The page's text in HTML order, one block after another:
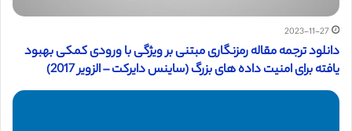
2023-11-27
دانلود ترجمه مقاله رمزنگاری مبتنی بر ویژگی با ورودی کمکی بهبود
یافته برای امنیت داده های بزرگ (ساینس دایرکت – الزویر 2017)